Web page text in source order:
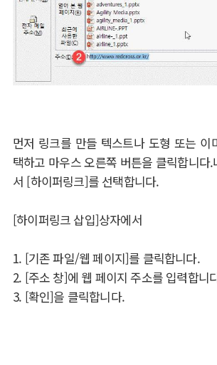
먼저 링크를 만들 텍스트나 도형 또는 이
택하고 마우스 오른쪽 버튼을 클릭합니다
서 [하이퍼링크]를 선택합니다.
[하이퍼링크 삽입]상자에서
1. [기존 파일/웹 페이지]를 클릭합니다.
2. [주소 창]에 웹 페이지 주소를 입력합니
3. [확인]을 클릭합니다.